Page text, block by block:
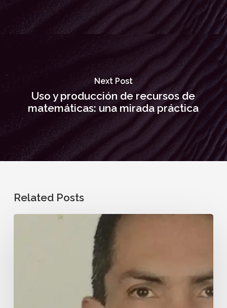
Next Post
Uso y producción de recursos de
matemáticas: una mirada práctica
Related Posts